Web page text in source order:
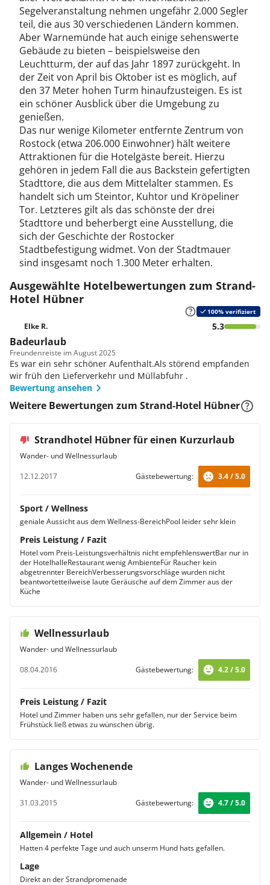
Segelveranstaltung nehmen ungefähr 2.000 Segler
teil, die aus 30 verschiedenen Ländern kommen.
Aber Warnemünde hat auch einige sehenswerte
Gebäude zu bieten – beispielsweise den
Leuchtturm, der auf das Jahr 1897 zurückgeht. In
der Zeit von April bis Oktober ist es möglich, auf
den 37 Meter hohen Turm hinaufzusteigen. Es ist
ein schöner Ausblick über die Umgebung zu
genießen.
Das nur wenige Kilometer entfernte Zentrum von
Rostock (etwa 206.000 Einwohner) hält weitere
Attraktionen für die Hotelgäste bereit. Hierzu
gehören in jedem Fall die aus Backstein gefertigten
Stadttore, die aus dem Mittelalter stammen. Es
handelt sich um Steintor, Kuhtor und Kröpeliner
Tor. Letzteres gilt als das schönste der drei
Stadttore und beherbergt eine Ausstellung, die
sich der Geschichte der Rostocker
Stadtbefestigung widmet. Von der Stadtmauer
sind insgesamt noch 1.300 Meter erhalten.
Ausgewählte Hotelbewertungen zum Strand-
Hotel Hübner
100% verifiziert
Elke R. 5.3
Badeurlaub
Freundenreiste im August 2025
Es war ein sehr schöner Aufenthalt.Als störend empfanden
wir früh den Lieferverkehr und Müllabfuhr .
Bewertung ansehen
Weitere Bewertungen zum Strand-Hotel Hübner
Strandhotel Hübner für einen Kurzurlaub
Wander- und Wellnessurlaub
12.12.2017
Gästebewertung: 3.4 / 5.0
Sport / Wellness
geniale Aussicht aus dem Wellness-BereichPool leider sehr klein
Preis Leistung / Fazit
Hotel vom Preis-Leistungsverhältnis nicht empfehlenswertBar nur in
der HotelhalleRestaurant wenig AmbienteFür Raucher kein
abgetrennter BereichVerbesserungsvorschläge wurden nicht
beantwortetteilweise laute Geräusche auf dem Zimmer aus der
Küche
Wellnessurlaub
Wander- und Wellnessurlaub
08.04.2016
Gästebewertung: 4.2 / 5.0
Preis Leistung / Fazit
Hotel und Zimmer haben uns sehr gefallen, nur der Service beim
Frühstück ließ etwas zu wünschen übrig.
Langes Wochenende
Wander- und Wellnessurlaub
31.03.2015
Gästebewertung: 4.7 / 5.0
Allgemein / Hotel
Hatten 4 perfekte Tage und auch unserm Hund hats gefallen.
Lage
Direkt an der Strandpromenade